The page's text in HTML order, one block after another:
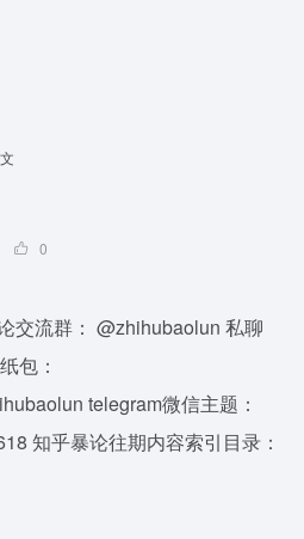
0
交流群： @zhihubaolun 私聊
包：
telegram微信主题：
知乎暴论往期内容索引目录：